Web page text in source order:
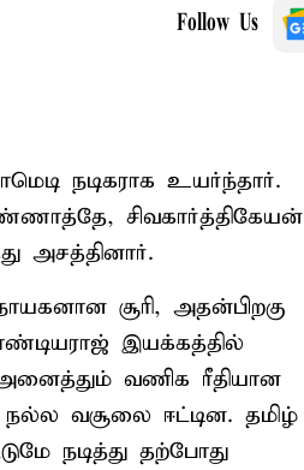
Follow Us
நடிகராக உயர்ந்தார்.
சிவகார்த்திகேயன்
அசத்தினார்.
சூரி, அதன்பிறகு
இயக்கத்தில்
அனைத்தும் வணிக ரீதியான
நல்ல வசூலை ஈட்டின. தமிழ்
நடித்து தற்போது